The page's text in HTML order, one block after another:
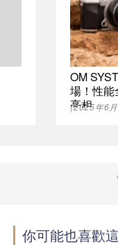
OM
場！性
亮相
(2025年6
你可能也喜歡